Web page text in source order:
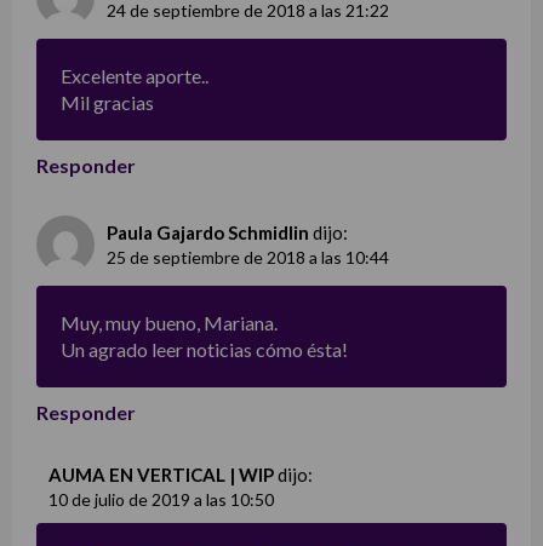
24 de septiembre de 2018 a las 21:22
Excelente aporte..
Mil gracias
Responder
Paula Gajardo Schmidlin dijo:
25 de septiembre de 2018 a las 10:44
Muy, muy bueno, Mariana.
Un agrado leer noticias cómo ésta!
Responder
AUMA EN VERTICAL | WIPdijo:
10 de julio de 2019 a las 10:50